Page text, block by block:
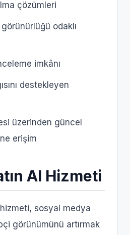
çözümleri
odaklı
imkânı
destekleyen
üzerinden güncel
erişim
Al Hizmeti
hizmeti, sosyal medya
görünümünü artırmak